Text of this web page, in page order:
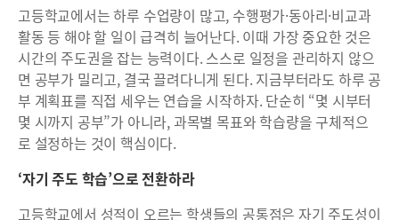
고등학교에서는 하루 수업량이 많고, 수행평가·동아리·비교과
활동 등 해야 할 일이 급격히 늘어난다. 이때 가장 중요한 것은
시간의 주도권을 잡는 능력이다. 스스로 일정을 관리하지 않으
면 공부가 밀리고, 결국 끌려다니게 된다. 지금부터라도 하루 공
부 계획표를 직접 세우는 연습을 시작하자. 단순히 “몇 시부터
몇 시까지 공부”가 아니라, 과목별 목표와 학습량을 구체적으
로 설정하는 것이 핵심이다.
‘자기 주도 학습’으로 전환하라
고등학교에서 성적이 오르는 학생들의 공통점은 자기 주도성이